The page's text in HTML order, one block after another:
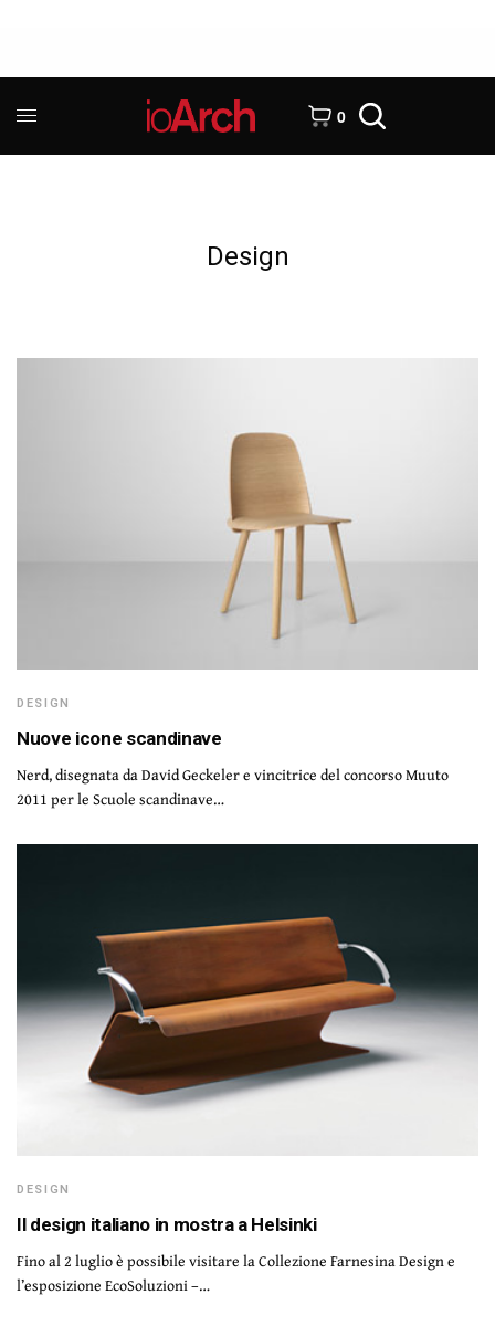
0
Design
DESIGN
Nuove icone scandinave
Nerd, disegnata da David Geckeler e vincitrice del concorso Muuto
2011 per le Scuole scandinave…
DESIGN
Il design italiano in mostra a Helsinki
Fino al 2 luglio è possibile visitare la Collezione Farnesina Design e
l’esposizione EcoSoluzioni –…